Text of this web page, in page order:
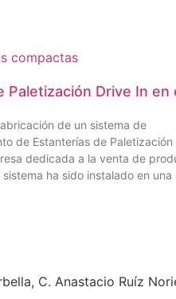
Paletización Drive In en
de un sistema de
de Estanterías de Paletización
dedicada a la venta de
ha sido instalado en una
C. Anastacio Ruíz